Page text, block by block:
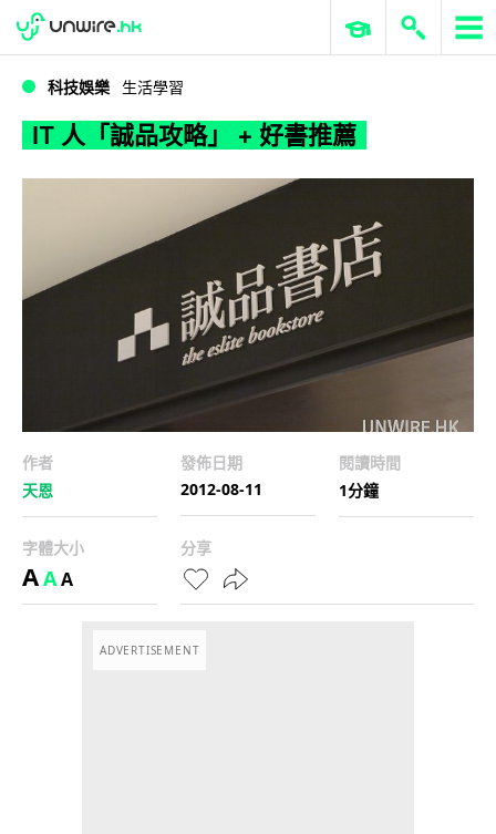
IT 人「誠品攻略」 + 好書推薦
WWDC 2026 ERP 與商業 AI
科技娛樂 生活學習
IT 人「誠品攻略」 + 好書推薦
作者
天恩
發佈日期
2012-08-11
閱讀時間
1分鐘
字體大小
AAA
分享
ADVERTISEMENT